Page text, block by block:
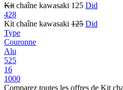
Kit chaîne kawasaki 125 Did
428
Kit chaîne kawasaki 125 Did
Type
Couronne
Alu
525
16
1000
Comparez toutes les offres de Kit